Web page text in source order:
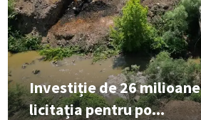
Investiție de 26
licitația pentru po...